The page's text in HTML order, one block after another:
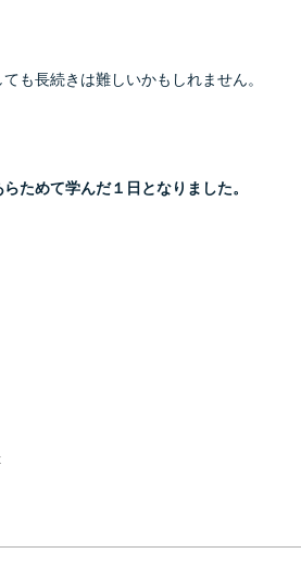
も長続きは難しいかもしれません。
ためて学んだ１日となりました。